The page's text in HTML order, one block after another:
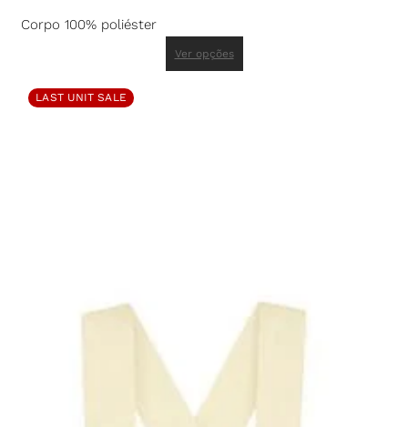
Corpo 100% poliéster
Ver opções
LAST UNIT SALE